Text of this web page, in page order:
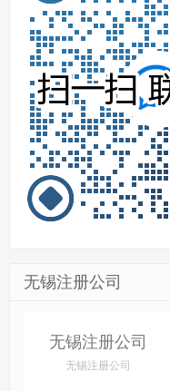
无锡注册公司
无锡注册公司
无锡注册公司